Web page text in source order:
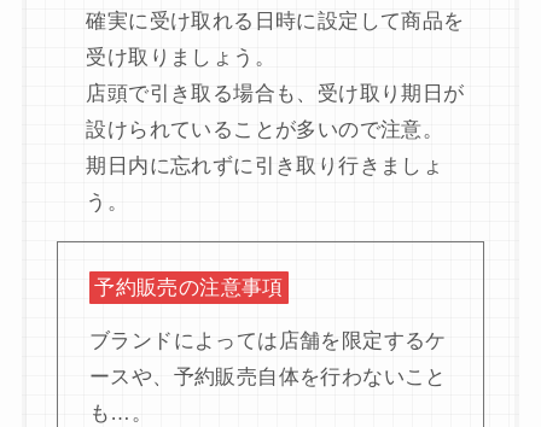
確実に受け取れる日時に設定して商品を
受け取りましょう。
店頭で引き取る場合も、受け取り期日が
設けられていることが多いので注意。
期日内に忘れずに引き取り行きましょ
う。
予約販売の注意事項
ブランドによっては店舗を限定するケ
ースや、予約販売自体を行わないこと
も…。